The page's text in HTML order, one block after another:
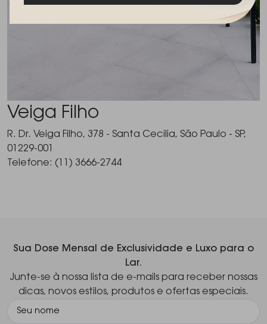
Veiga Filho
R. Dr. Veiga Filho, 378 - Santa Cecilia, São Paulo - SP,
01229-001
Telefone: (11) 3666-2744
Sua Dose Mensal de Exclusividade e Luxo para o
Lar.
Junte-se à nossa lista de e-mails para receber nossas
dicas, novos estilos, produtos e ofertas especiais.